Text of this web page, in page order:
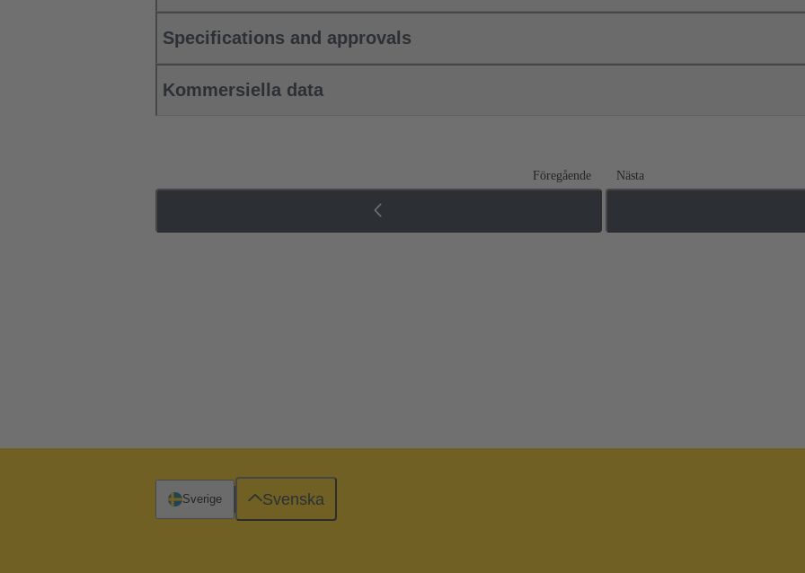
Specifications and approvals
Kommersiella data
Föregående Nästa
Sverige Svenska